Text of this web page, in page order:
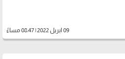
09 ابريل 2022 | 08:47 مساءً